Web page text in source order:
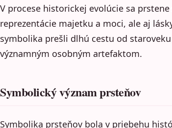
V procese historickej evolúcie sa
reprezentácie majetku a moci, ale aj
symbolika prešli dlhú cestu od
významným osobným artefaktom.
Symbolický význam prsteňov
Symbolika prsteňov bola v priebehu